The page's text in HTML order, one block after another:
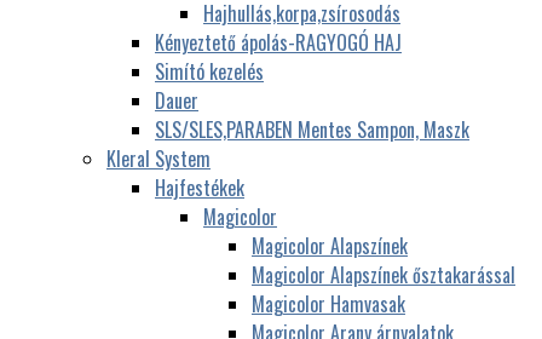
Hajhullás,korpa,zsírosodás
Kényeztető ápolás-RAGYOGÓ HAJ
Simító kezelés
Dauer
SLS/SLES,PARABEN Mentes Sampon, Maszk
Kleral System
Hajfestékek
Magicolor
Magicolor Alapszínek
Magicolor Alapszínek ősztakarással
Magicolor Hamvasak
Magicolor Arany árnyalatok